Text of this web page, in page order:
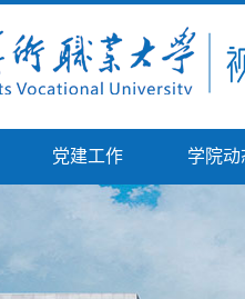
党建工作 学院动